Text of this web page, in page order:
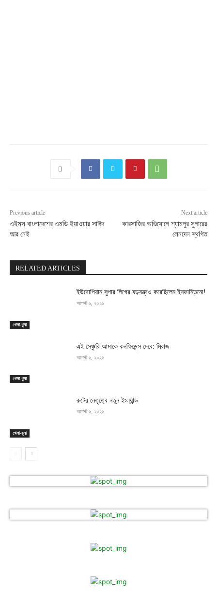
Previous article
এইমস বাংলাদেশের এমডি ইয়াওয়ার সাঈদ
আর নেই
Next article
কারসাজির অভিযোগে শ্যামপুর সুগারের
লেনদেন স্থগিত
RELATED ARTICLES
খেলা-ধুলা
ইউরোপিয়ান সুপার লিগের ষড়যন্ত্রও করেছিলেন ইনফান্তিনো!
আগস্ট ৬, ২০২৬
খেলা-ধুলা
এই সেঞ্চুরি আমাকে কনফিডেন্স দেবে: মিরাজ
আগস্ট ৬, ২০২৬
খেলা-ধুলা
রুটের নেতৃত্বে নতুন ইংল্যান্ড
আগস্ট ৬, ২০২৬